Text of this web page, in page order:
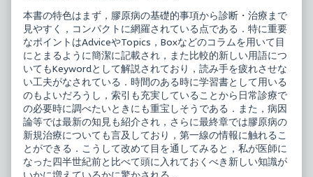
本書の特色はまず，膠原病の基礎的事項から診断・治療まで
見やすく，コンパクトに網羅されている点である．特に重要
なポイントはAdviceやTopics，Boxなどのコラムを用いて目
にとまるように簡潔に記載され，また比較的新しい用語につ
いてもKeywordとして解説されており，読み手を疲れさせな
い工夫がなされている．時間のある時に学習書として用いる
のもよいだろうし，索引も充実していることから日常診療で
の必要時に調べたいときにも重宝しそうである．また，病因
論等では最新の知見も紹介され，さらに最終章では膠原病の
新規治療についても言及しており，第一線の情報に触れるこ
とができる．こうして改めて目を通してみると，私が医師に
なった四半世紀前と比べて頭に入れておくべき新しい知識が